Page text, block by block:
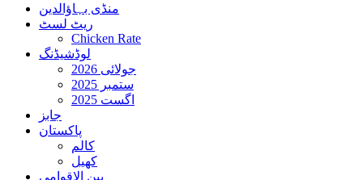
منڈی بہاؤالدین
ریٹ لسٹ
Chicken Rate
لوڈشیڈنگ
جولائی 2026
ستمبر 2025
اگست 2025
جابز
پاکستان
کالم
کھیل
بین الاقوامی